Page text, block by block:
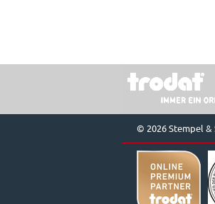
© 2026 Stempel &